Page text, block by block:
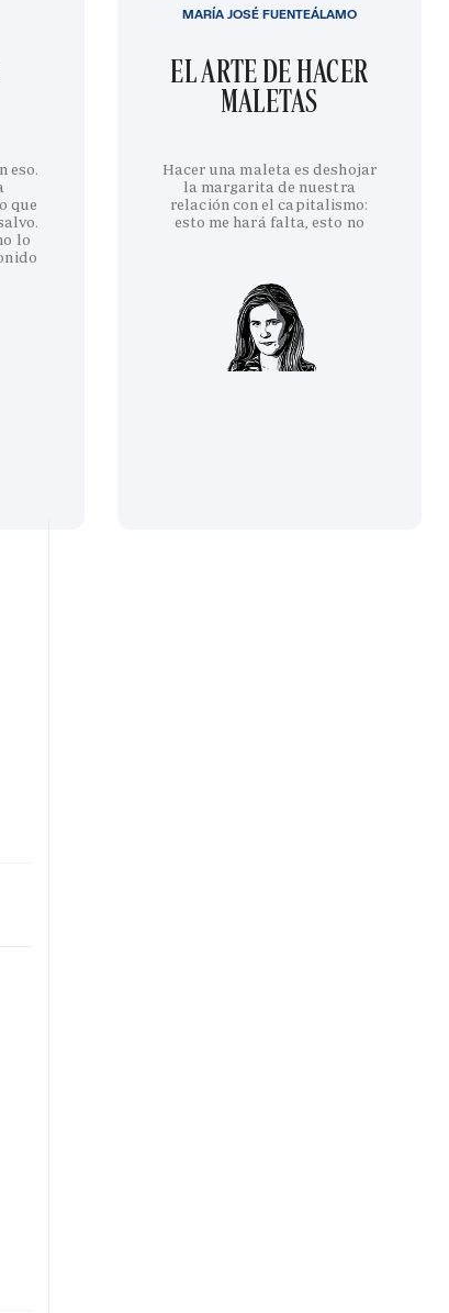
eso.
que
lo
EL ARTE DE HACER
MALETAS
Hacer una maleta es deshojar
la margarita de nuestra
relación con el capitalismo:
esto me hará falta, esto no
MARÍA JOSÉ FUENTEÁLAMO